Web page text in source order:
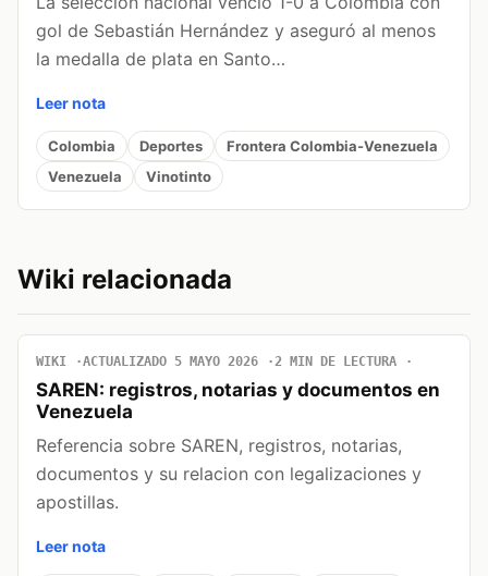
gol de Sebastián Hernández y aseguró al menos
la medalla de plata en Santo…
Leer nota
Colombia Deportes
Frontera Colombia-Venezuela
Venezuela
Vinotinto
Wiki relacionada
WIKI ACTUALIZADO 5 MAYO 2026 2 MIN DE LECTURA
SAREN: registros, notarias y documentos en
Venezuela
Referencia sobre SAREN, registros, notarias,
documentos y su relacion con legalizaciones y
apostillas.
Leer nota